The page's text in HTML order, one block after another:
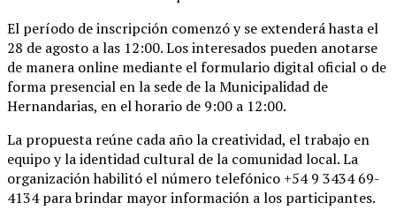
El período de inscripción comenzó y se extenderá hasta el
28 de agosto a las 12:00. Los interesados pueden anotarse
de manera online mediante el formulario digital oficial o de
forma presencial en la sede de la Municipalidad de
Hernandarias, en el horario de 9:00 a 12:00.
La propuesta reúne cada año la creatividad, el trabajo en
equipo y la identidad cultural de la comunidad local. La
organización habilitó el número telefónico +54 9 3434 69-
4134 para brindar mayor información a los participantes.